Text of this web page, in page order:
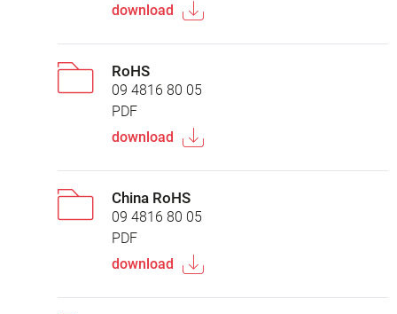
download
RoHS
09 4816 80 05
PDF
download
China RoHS
09 4816 80 05
PDF
download